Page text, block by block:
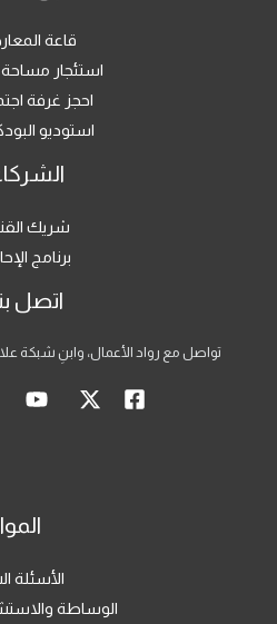
قاعة
استئجار
احجز غرفة
استوديو
شريك
برنامج
اتصل
تواصل مع رواد الأعمال، وابنِ شبكة
الأسئلة
الوساطة